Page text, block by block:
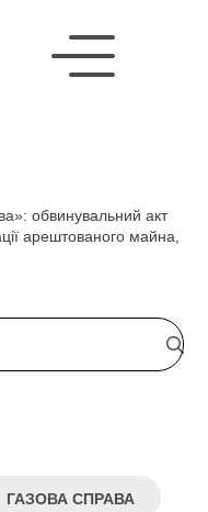
обвинувальний акт
арештованого майна,
ГАЗОВА СПРАВА